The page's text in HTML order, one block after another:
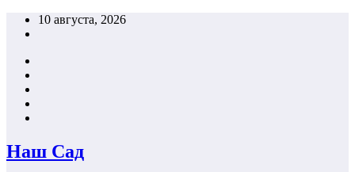
Перейти10 августа, 2026
Наш Сад